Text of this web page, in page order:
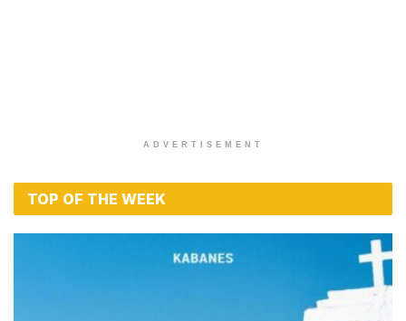
ADVERTISEMENT
TOP OF THE WEEK